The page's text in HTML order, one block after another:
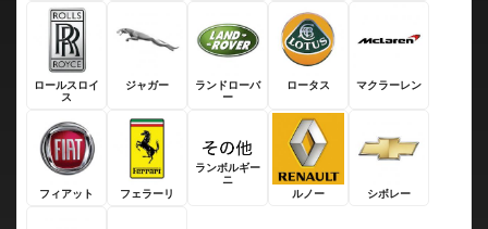
ロールスロイ
ス
ジャガー
ランドローバ
ー
ロータス マクラーレン
フィアット フェラーリ
ランボルギー
ニ
ルノー
シボレー